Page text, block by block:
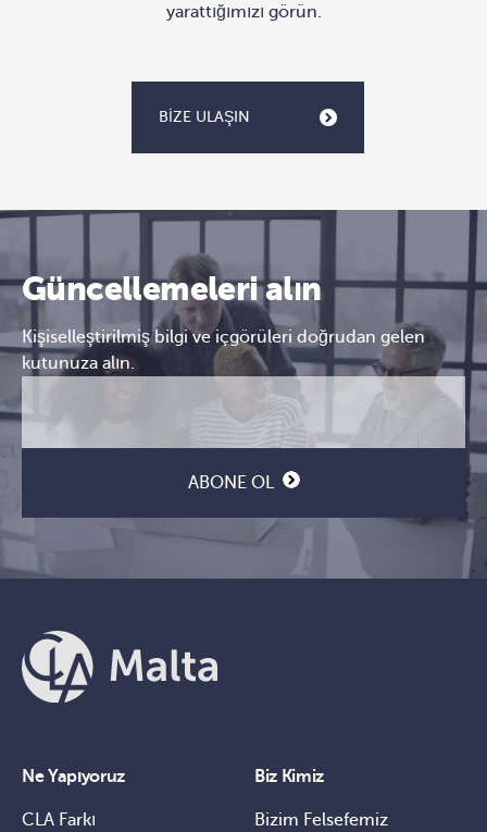
yarattığımızı görün.
BIZE ULAŞIN
Güncellemeleri alın
Kişiselleştirilmiş bilgi ve içgörüleri doğrudan gelen
kutunuza alın.
posta
ABONE OL
Ne Yapıyoruz
CLA Farkı
Biz Kimiz
Bizim Felsefemiz